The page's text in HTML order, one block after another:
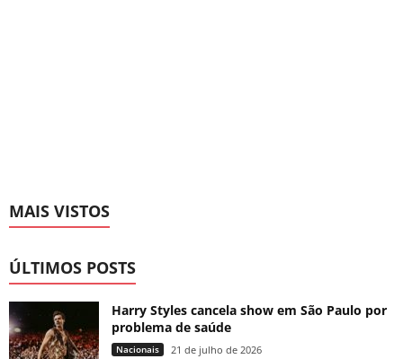
MAIS VISTOS
ÚLTIMOS POSTS
Harry Styles cancela show em São Paulo por
problema de saúde
Nacionais 21 de julho de 2026